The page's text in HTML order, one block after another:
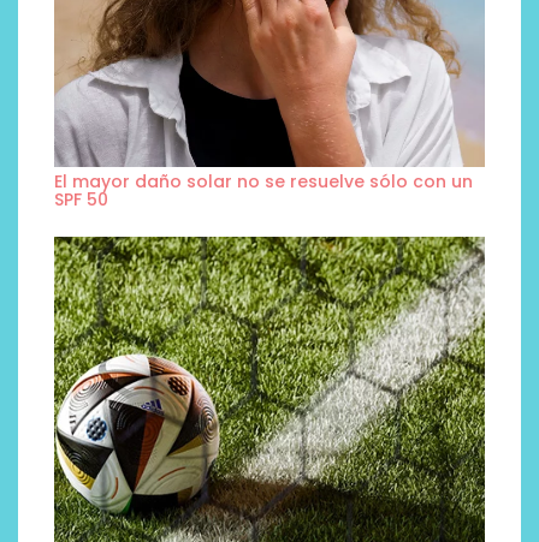
El mayor daño solar no se resuelve sólo con un
SPF 50